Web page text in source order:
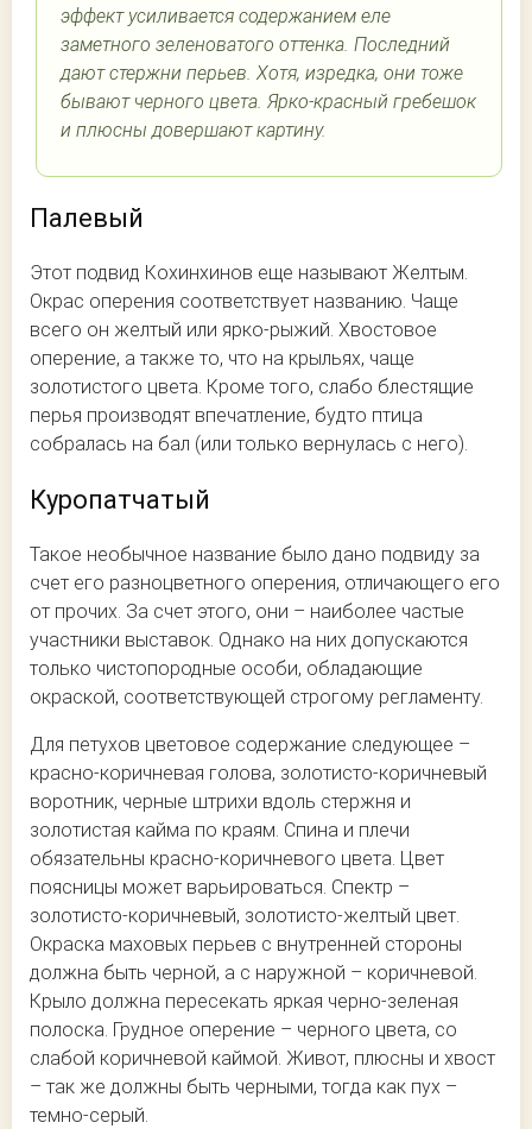
эффект усиливается содержанием еле
заметного зеленоватого оттенка. Последний
дают стержни перьев. Хотя, изредка, они тоже
бывают черного цвета. Ярко-красный гребешок
и плюсны довершают картину.
Палевый
Этот подвид Кохинхинов еще называют Желтым.
Окрас оперения соответствует названию. Чаще
всего он желтый или ярко-рыжий. Хвостовое
оперение, а также то, что на крыльях, чаще
золотистого цвета. Кроме того, слабо блестящие
перья производят впечатление, будто птица
собралась на бал (или только вернулась с него).
Куропатчатый
Такое необычное название было дано подвиду за
счет его разноцветного оперения, отличающего его
от прочих. За счет этого, они – наиболее частые
участники выставок. Однако на них допускаются
только чистопородные особи, обладающие
окраской, соответствующей строгому регламенту.
Для петухов цветовое содержание следующее –
красно-коричневая голова, золотисто-коричневый
воротник, черные штрихи вдоль стержня и
золотистая кайма по краям. Спина и плечи
обязательны красно-коричневого цвета. Цвет
поясницы может варьироваться. Спектр –
золотисто-коричневый, золотисто-желтый цвет.
Окраска маховых перьев с внутренней стороны
должна быть черной, а с наружной – коричневой.
Крыло должна пересекать яркая черно-зеленая
полоска. Грудное оперение – черного цвета, со
слабой коричневой каймой. Живот, плюсны и хвост
– так же должны быть черными, тогда как пух –
темно-серый.